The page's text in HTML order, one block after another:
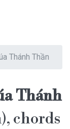
Thánh Thần
Thánh
chords